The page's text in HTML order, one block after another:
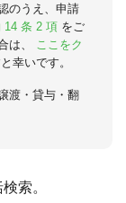
のうえ、申請
14 条 2 項 をご
は、
ここをク
幸いです。
渡・貸与・翻
索。